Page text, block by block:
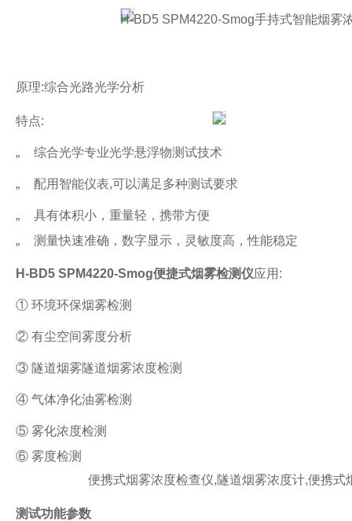
H-BD5 SPM4220-Smog手持式智能烟雾
原理:综合光路光学分析
特点:
„ 综合光学专业光学悬浮物测试技术
„ 配用智能仪表,可以满足多种测试要求
„
具有体积小，重量轻，携带方便
„
测量快速准确，数字显示，灵敏度高，性能稳定
H-BD5 SPM4220-Smog便捷式烟雾检测仪应用 :
① 环境环保烟雾检测
② 有尘空间雾度分析
③ 隧道烟雾隧道烟雾浓度检测
④ 气体净化油雾检测
⑤ 雾化浓度检测
⑥ 雾度检测
便携式烟雾浓度检查仪,隧道烟雾浓度计,便携式
测试功能参数